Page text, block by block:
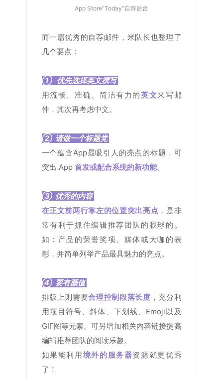
App Store“Today”自荐后台
而一篇优秀的自荐邮件，米队长也整理了
几个要点：
① 优先选择英文撰写
用流畅、准确、简洁有力的英文来写邮
件，其次再考虑中文。
② 请做一个标题党
一个蕴含App最吸引人的亮点的标题，可
突出 App 首发或配合系统的新功能。
③ 优秀的内容
在正文前两行靠左的位置突出亮点 ，是非
常有利于抓住编辑推荐团队的眼球的。
如：产品的荣誉奖项、媒体或大咖的表
彰，并简单列举产品最具魅力的亮点。
④ 要有颜值
排版上则需要合理控制段落长度 ，充分利
用项目符号、斜体、下划线、Emoji以及
GIF图等元素。可另增加相关内容链接提高
编辑推荐团队的阅读乐趣。
如果能利用 境外的服务器资源就更优秀
了！